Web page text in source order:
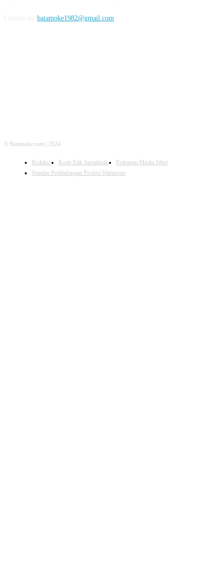
batamoke1982@gmail.com
© Batamoke.com | 2024
Redaksi Kode Etik Jurnalistik
Pedoman Media Siber
Standar Perlindungan Profesi Wartawan